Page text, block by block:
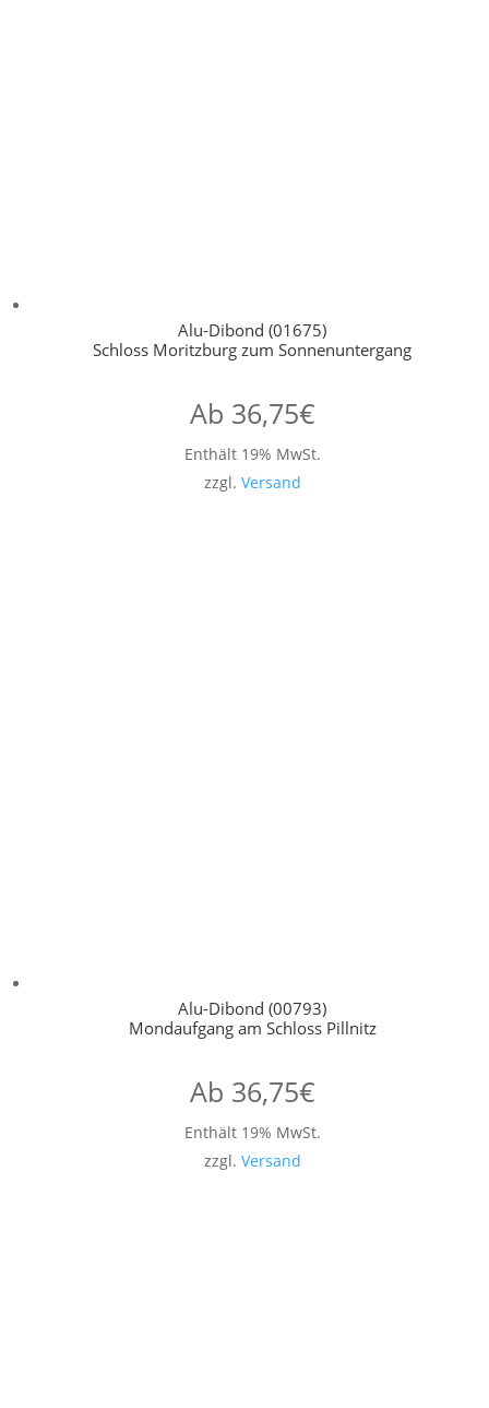
Alu-Dibond (01675)
Schloss Moritzburg zum Sonnenuntergang
Ab 36,75€
Enthält 19% MwSt.
zzgl. Versand
Alu-Dibond (00793)
Mondaufgang am Schloss Pillnitz
Ab 36,75€
Enthält 19% MwSt.
zzgl. Versand